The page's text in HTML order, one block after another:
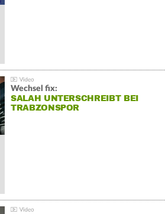
Wechsel fix:
SALAH UNTERSCHREIBT BEI
TRABZONSPOR